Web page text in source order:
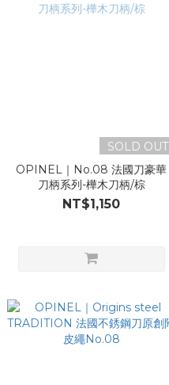
SOLD OUT
OPINEL｜No.08 法國刀豪華
刀柄系列-樺木刀柄/棕
NT$1,150